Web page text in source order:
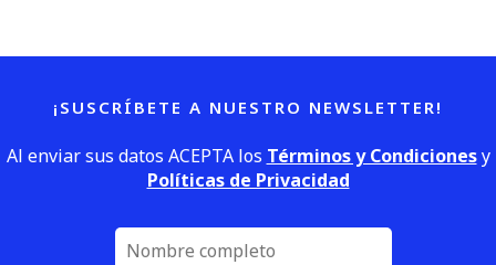
¡SUSCRÍBETE A NUESTRO NEWSLETTER!
Al enviar sus datos ACEPTA los Términos y Condicionesy
Políticas de Privacidad